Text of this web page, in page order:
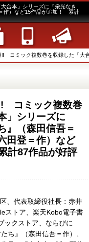
合本」シリーズに『栄光なき
作）など15作品が追加！ 累計
!! コミック複数巻を収録した「大
コミック複数巻
」シリーズに
』（森田信吾＝
田登＝作）など
計87作品が好評
、代表取締役社長：赤井
ストア、楽天Kobo電子書
ックストア、ならびに
ち』（森田信吾＝作）、